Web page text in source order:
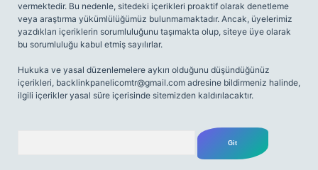
vermektedir. Bu nedenle, sitedeki içerikleri proaktif olarak denetleme
veya araştırma yükümlülüğümüz bulunmamaktadır. Ancak, üyelerimiz
yazdıkları içeriklerin sorumluluğunu taşımakta olup, siteye üye olarak
bu sorumluluğu kabul etmiş sayılırlar.
Hukuka ve yasal düzenlemelere aykırı olduğunu düşündüğünüz
içerikleri, backlinkpanelicomtr@gmail.com adresine bildirmeniz halinde,
ilgili içerikler yasal süre içerisinde sitemizden kaldırılacaktır.